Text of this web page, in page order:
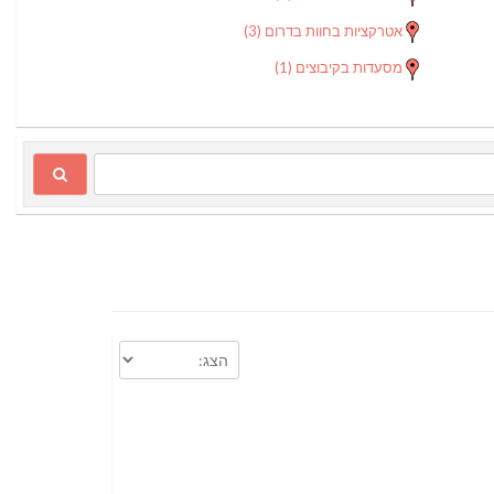
אטרקציות בחוות בדרום (3)
מסעדות בקיבוצים (1)